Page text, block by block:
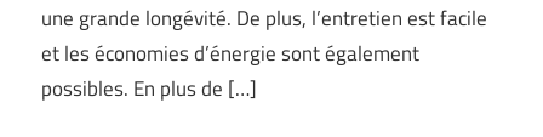
une grande longévité. De plus, l’entretien est facile
et les économies d’énergie sont également
possibles. En plus de […]